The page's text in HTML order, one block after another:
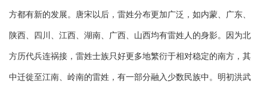
方都有新的发展。唐宋以后，雷姓分布更加广泛，如内蒙、广东、
陕西、四川、江西、湖南、广西、山西均有雷姓人的身影。因为北
方历代兵连祸接，雷姓士族只好更多地繁衍于相对稳定的南方，其
中迁徙至江南、岭南的雷姓，有一部分融入少数民族中。明初洪武